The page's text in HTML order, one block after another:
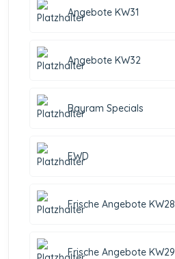
Angebote KW31
Angebote KW32
Bayram Specials
EWD
Frische Angebote KW28
Frische Angebote KW29